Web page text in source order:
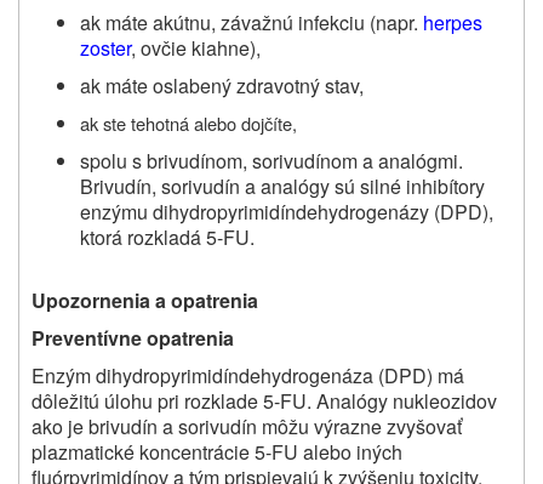
ak máte akútnu, závažnú infekciu (napr. herpes
zoster, ovčie kiahne),
ak máte oslabený zdravotný stav,
ak ste tehotná alebo dojčíte,
spolu s brivudínom, sorivudínom a analógmi.
Brivudín, sorivudín a analógy sú silné inhibítory
enzýmu dihydropyrimidíndehydrogenázy (DPD),
ktorá rozkladá 5-FU.
Upozornenia a opatrenia
Preventívne opatrenia
Enzým dihydropyrimidíndehydrogenáza (DPD) má
dôležitú úlohu pri rozklade 5-FU. Analógy nukleozidov
ako je brivudín a sorivudín môžu výrazne zvyšovať
plazmatické koncentrácie 5-FU alebo iných
fluórpyrimidínov a tým prispievajú k zvýšeniu toxicity.